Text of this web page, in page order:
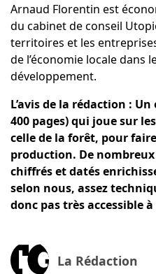
Arnaud Florentin est
du cabinet de conseil
territoires et les
de l’économie locale dans
développement.
L’avis de la rédaction :
400 pages) qui joue sur
celle de la forêt, pour
production. De
chiffrés et datés
selon nous, assez
donc pas très accessible
La Rédaction